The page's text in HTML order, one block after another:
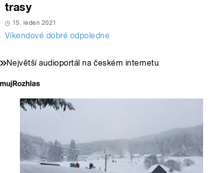
trasy
15. leden 2021
Víkendové dobré odpoledne
Největší audioportál na českém internetu